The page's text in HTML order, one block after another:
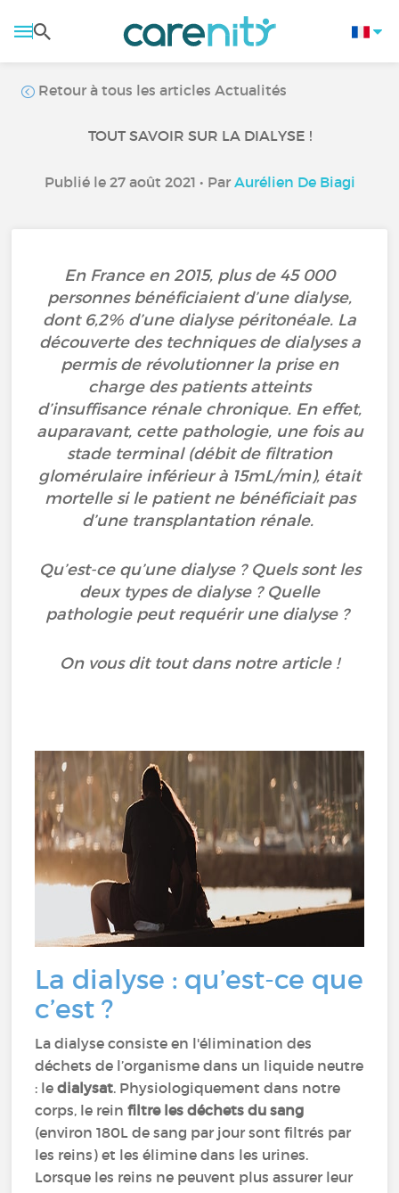
Retour à tous les articles Actualités
TOUT SAVOIR SUR LA DIALYSE !
Publié le 27 août 2021 • Par Aurélien De Biagi
En France en 2015, plus de 45 000
personnes bénéficiaient d’une dialyse,
dont 6,2% d’une dialyse péritonéale. La
découverte des techniques de dialyses a
permis de révolutionner la prise en
charge des patients atteints
d’insuffisance rénale chronique. En effet,
auparavant, cette pathologie, une fois au
stade terminal (débit de filtration
glomérulaire inférieur à 15mL/min), était
mortelle si le patient ne bénéficiait pas
d’une transplantation rénale.
Qu’est-ce qu’une dialyse ? Quels sont les
deux types de dialyse ? Quelle
pathologie peut requérir une dialyse ?
On vous dit tout dans notre article !
La dialyse : qu’est-ce que
c’est ?
La dialyse consiste en l'élimination des
déchets de l’organisme dans un liquide neutre
: ledialysat. Physiologiquement dans notre
corps, le reinfiltre les déchets du sang
(environ 180L de sang par jour sont filtrés par
les reins) et les élimine dans les urines.
Lorsque les reins ne peuvent plus assurer leur